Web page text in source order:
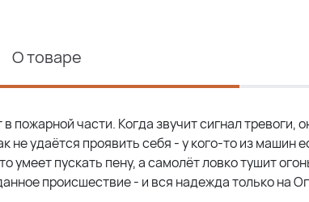
О товаре
пожарной части. Когда звучит сигнал тревоги,
не удаётся проявить себя - у кого-то из
умеет пускать пену, а самолёт ловко тушит
происшествие - и вся надежда только на